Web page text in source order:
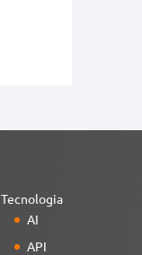
Tecnologia
AI
API